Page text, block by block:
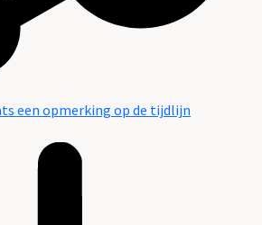
een opmerking op de tijdlijn